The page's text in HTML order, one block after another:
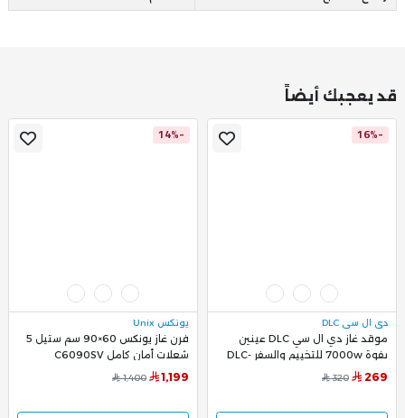
قد يعجبك أيضاً
-16%
دي ال سي DLC
موقد غاز دي ال سي DLC عينين
بفوة 7000w للتخييم والسفر DLC-
38537
269
320
-14%
يونكس Unix
فرن غاز يونكس 60×90 سم ستيل 5
شعلات أمان كامل C6090SV
1,199
1,400